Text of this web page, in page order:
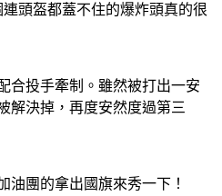
頭盔都蓋不住的爆炸頭真的很
合投手牽制。雖然被打出一安
解決掉，再度安然度過第三
油團的拿出國旗來秀一下！